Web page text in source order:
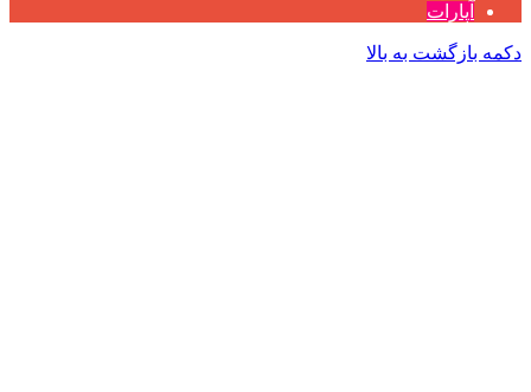
آپارات
دکمه بازگشت به بالا